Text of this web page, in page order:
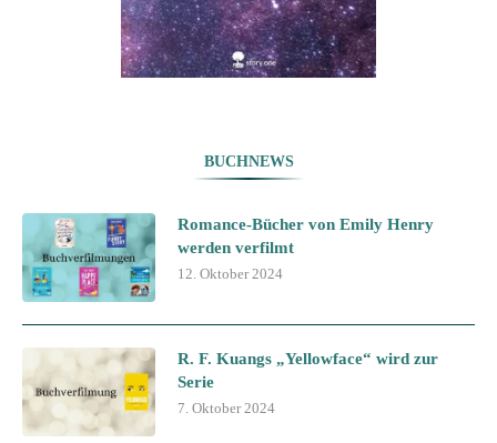
BUCHNEWS
Romance-Bücher von Emily Henry
werden verfilmt
12. Oktober 2024
R. F. Kuangs „Yellowface“ wird zur
Serie
7. Oktober 2024